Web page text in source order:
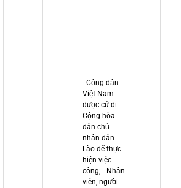
- Công dân
Việt Nam
được cử đi
Cộng hòa
dân chủ
nhân dân
Lào để thực
hiện việc
công; - Nhân
viên, người